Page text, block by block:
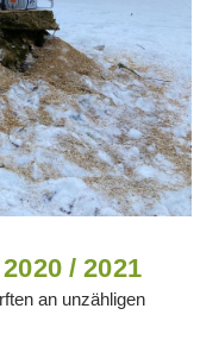
/ 2021
an unzähligen